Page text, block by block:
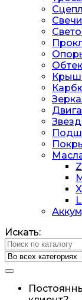
Искать: